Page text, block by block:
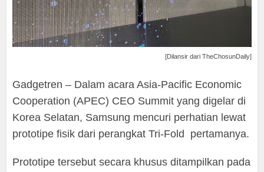
[Dilansir dari TheChosunDaily]
Gadgetren – Dalam acara Asia-Pacific Economic
Cooperation (APEC) CEO Summit yang digelar di
Korea Selatan, Samsung mencuri perhatian lewat
prototipe fisik dari perangkat Tri-Fold pertamanya.
Prototipe tersebut secara khusus ditampilkan pada